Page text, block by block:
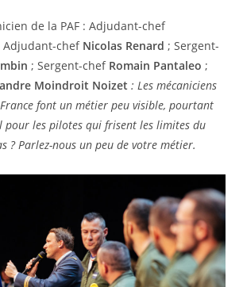
de la PAF : Adjudant-chef
Adjudant-chef Nicolas Renard ; Sergent-
; Sergent-chef Romain Pantaleo ;
Moindroit Noizet: Les mécaniciens
font un métier peu visible, pourtant
les pilotes qui frisent les limites du
? Parlez-nous un peu de votre métier.